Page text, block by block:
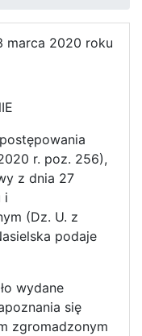
marca 2020 roku
r. poz. 256),
z dnia 27
i
(Dz. U. z
podaje
wydane
się
zgromadzonym